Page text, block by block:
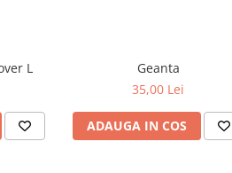
Tommy Hilfiger pulover L
Geanta
35,00 Lei
ADAUGA IN COS